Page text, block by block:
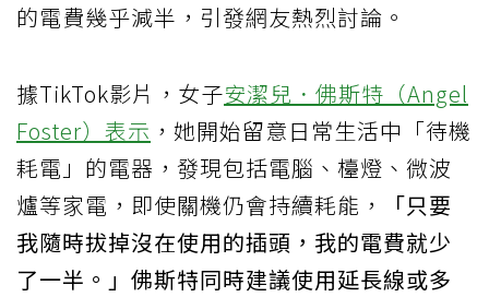
的電費幾乎減半，引發網友熱烈討論。
據TikTok影片，女子安潔兒．佛斯特（Angel
Foster）表示 ，她開始留意日常生活中「待機
耗電」的電器，發現包括電腦、檯燈、微波
爐等家電，即使關機仍會持續耗能，
「只要
我隨時拔掉沒在使用的插頭，我的電費就少
了一半。」佛斯特同時建議使用延長線或多